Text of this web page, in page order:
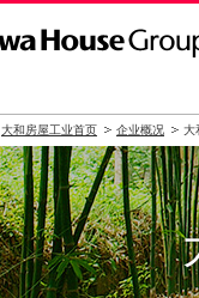
大和房屋工业首页 企业概况 大